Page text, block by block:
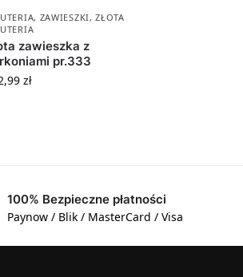
, ZAWIESZKI,ZŁOTA
zawieszka z
pr.333
zł
100% Bezpieczne płatności
Paynow / Blik / MasterCard / Visa